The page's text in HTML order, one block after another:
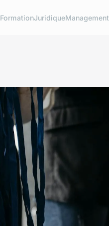
FormationJuridiqueManagement